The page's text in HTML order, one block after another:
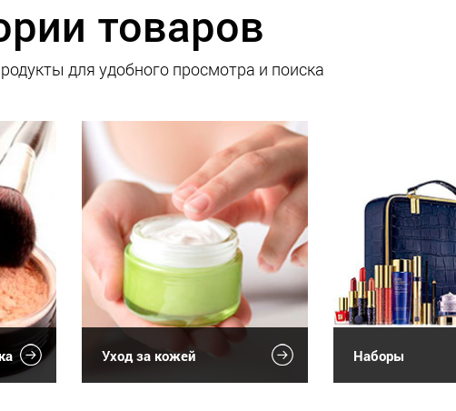
товаров
для удобного просмотра и поиска
Уход за кожей Наборы